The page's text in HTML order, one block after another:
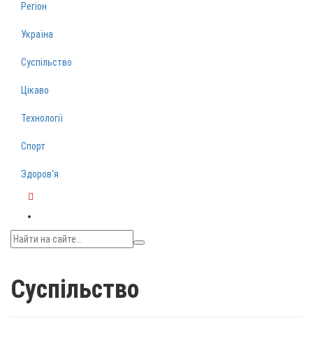
Регіон
Україна
Суспільство
Цікаво
Технології
Спорт
Здоров‘я
Суспільство